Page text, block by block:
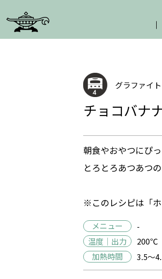
グラファイ
チョコバナ
朝食やおやつにぴっ
とろとろあつあつ
※このレシピは「ホ
メニュー
-
温度｜出力
200℃
加熱時間
3.5～